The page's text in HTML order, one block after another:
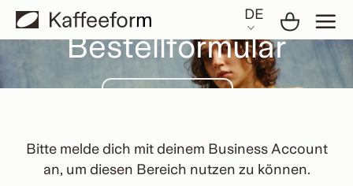
Skip
DE
Bestellformular
Weducer Cup
Weducer Cup Essential Tray
Bitte melde dich mit deinem Business Account
an, um diesen Bereich nutzen zu können.